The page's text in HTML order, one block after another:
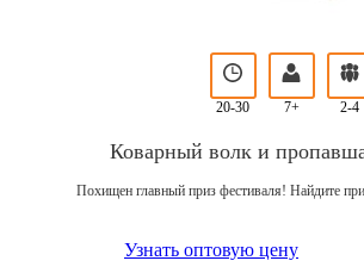
20-30 7+ 2-4
Коварный волк и
Похищен главный приз фестиваля! Найдите
Узнать оптовую цену